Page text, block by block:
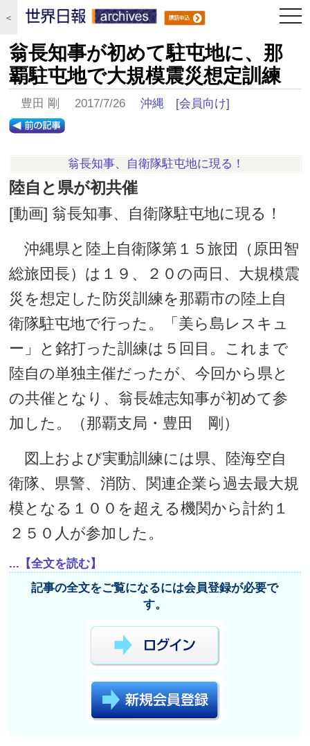
＜
翁長知事が初めて駐屯地に、那
覇駐屯地で大規模震災想定訓練
豊田 剛 2017/7/26沖縄 [会員向け]
翁長知事、自衛隊駐屯地に現る！
陸自と県が初共催
[動画] 翁長知事、自衛隊駐屯地に現る！
沖縄県と陸上自衛隊第１５旅団（原田智
総旅団長）は１９、２０の両日、大規模震
災を想定した防災訓練を那覇市の陸上自
衛隊駐屯地で行った。「美ら島レスキュ
ー」と銘打った訓練は５回目。これまで
陸自の単独主催だったが、今回から県と
の共催となり、翁長雄志知事が初めて参
加した。（那覇支局・豊田 剛）
図上および実動訓練には県、陸海空自
衛隊、県警、消防、関連企業ら過去最大規
模となる１００を超える機関から計約１
２５０人が参加した。
...【全文を読む】
記事の全文をご覧になるには会員登録が必要で
す。